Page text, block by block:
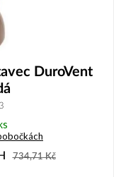
DuroVent
734,71Kč